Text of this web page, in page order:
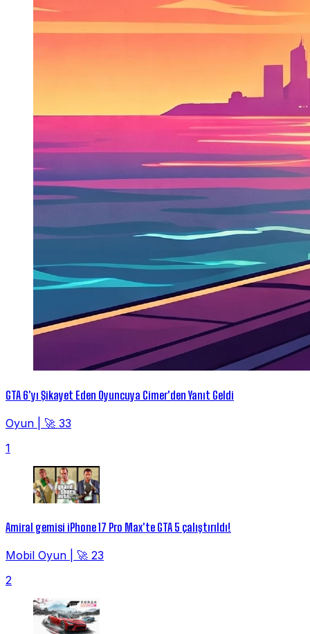
GTA 6'yı Şikayet Eden Oyuncuya Cimer'den Yanıt Geldi
Oyun
🚀 33
1
Amiral gemisi iPhone 17 Pro Max'te GTA 5 çalıştırıldı!
Mobil Oyun
🚀 23
2